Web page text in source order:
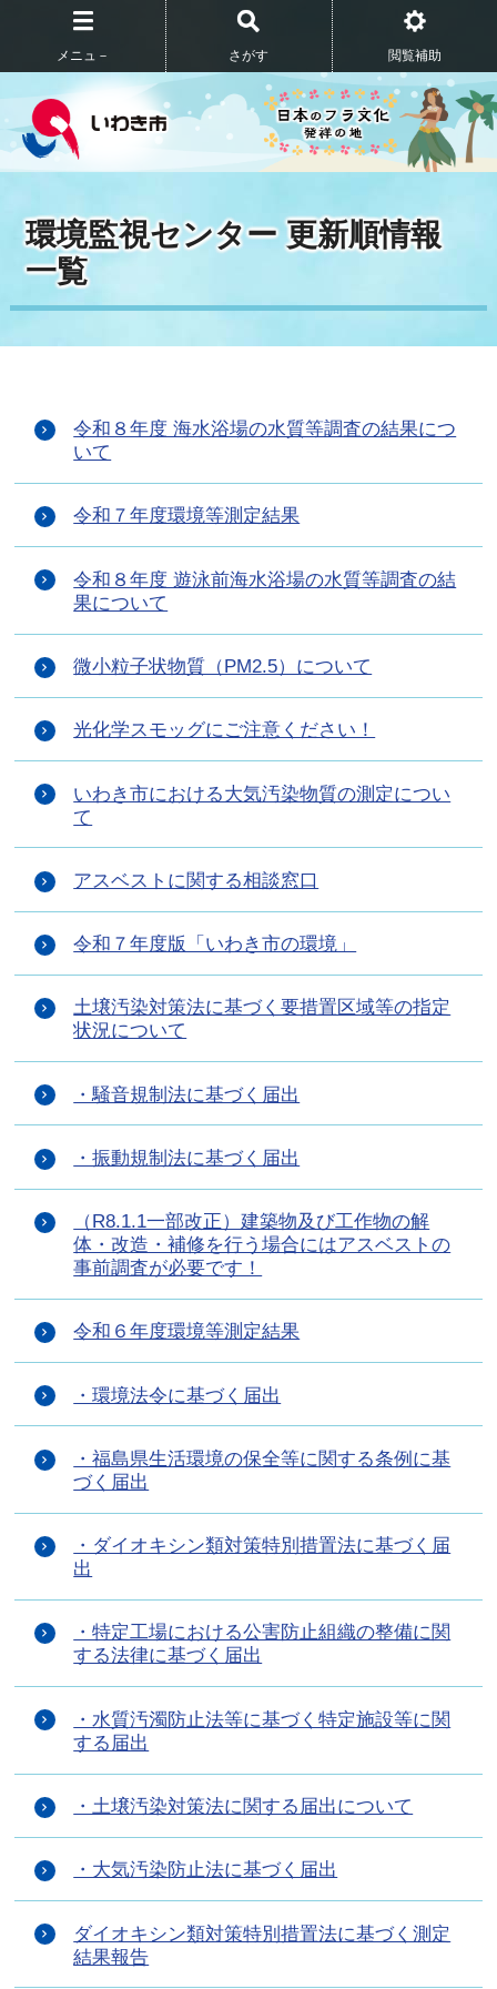
メニュ－ さがす 閲覧補助
環境監視センター 更新順情報
一覧
令和８年度 海水浴場の水質等調査の結果につ
いて
令和７年度環境等測定結果
令和８年度 遊泳前海水浴場の水質等調査の結
果について
微小粒子状物質（PM2.5）について
光化学スモッグにご注意ください！
いわき市における大気汚染物質の測定につい
て
アスベストに関する相談窓口
令和７年度版「いわき市の環境」
土壌汚染対策法に基づく要措置区域等の指定
状況について
・騒音規制法に基づく届出
・振動規制法に基づく届出
（R8.1.1一部改正）建築物及び工作物の解
体・改造・補修を行う場合にはアスベストの
事前調査が必要です！
令和６年度環境等測定結果
・環境法令に基づく届出
・福島県生活環境の保全等に関する条例に基
づく届出
・ダイオキシン類対策特別措置法に基づく届
出
・特定工場における公害防止組織の整備に関
する法律に基づく届出
・水質汚濁防止法等に基づく特定施設等に関
する届出
・土壌汚染対策法に関する届出について
・大気汚染防止法に基づく届出
ダイオキシン類対策特別措置法に基づく測定
結果報告